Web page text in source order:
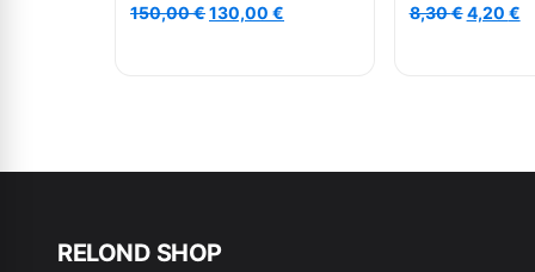
150,00€Algne
130,00 € 8,30€ Algne
4,20 €
RELOND SHOP